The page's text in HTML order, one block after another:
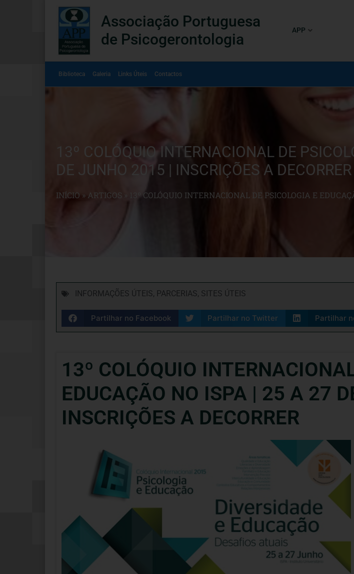
Associação Portuguesa
de Psicogerontologia
APP
Biblioteca Galeria Links Úteis Contactos
13º COLÓQUIO INTERNACIONAL DE
DE JUNHO 2015 | INSCRIÇÕES A DECORRER
INÍCIO » ARTIGOS 13º COLÓQUIO INTERNACIONAL DE PSICOLOGIA E
INFORMAÇÕES ÚTEIS, PARCERIAS, SITES ÚTEIS
Partilhar no Facebook Partilhar no Twitter Partilhar
13º COLÓQUIO
EDUCAÇÃO NO ISPA | 25 A 27
INSCRIÇÕES A DECORRER